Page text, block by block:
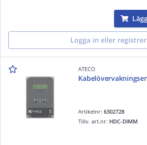
Logga in eller
ATECO
Artikelnr:6302728
Tillv. art.nr: HDC-DIMM